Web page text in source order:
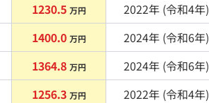
1230.5 万円 2022年 (令和4年)
1400.0 万円 2024年 (令和6年)
1364.8 万円 2024年 (令和6年)
1256.3 万円 2022年 (令和4年)